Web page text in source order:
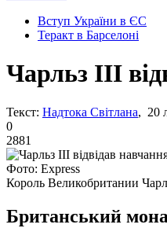
Вступ України в ЄС
Теракт в Барселоні
Чарльз III
Текст: Надтока Світлана, 20
0
2881
Фото: Express
Король Великобритании
Британський